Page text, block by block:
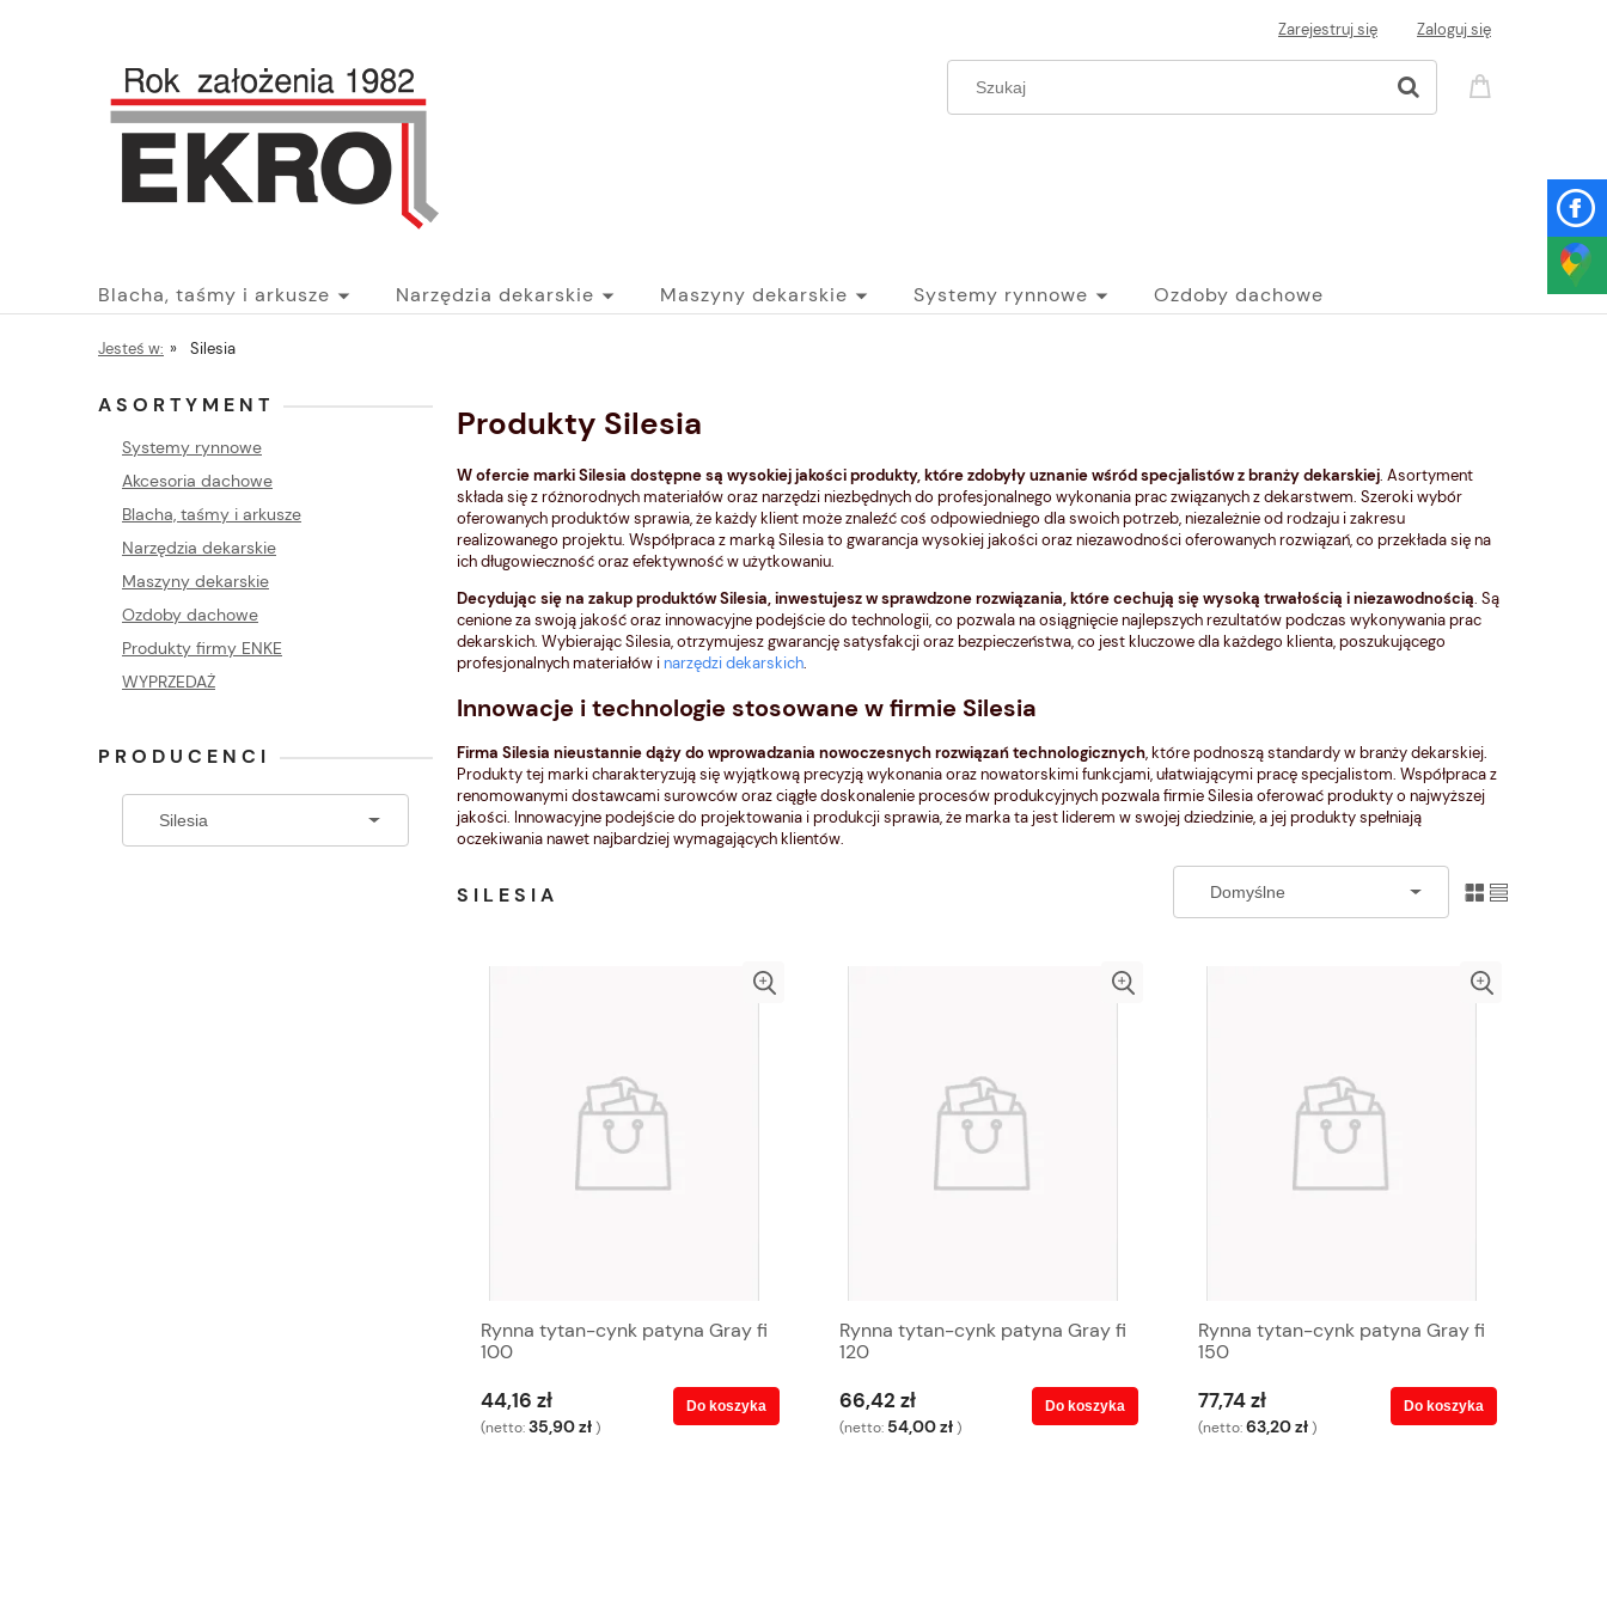
Zarejestruj się Zaloguj się
Blacha, taśmy i arkusze Narzędzia dekarskie Maszyny dekarskie Systemy rynnowe Ozdoby dachowe
Jesteś w: » Silesia
ASORTYMENT
Systemy rynnowe
Akcesoria dachowe
Blacha, taśmy i arkusze
Narzędzia dekarskie
Maszyny dekarskie
Ozdoby dachowe
Produkty firmy ENKE
WYPRZEDAŻ
PRODUCENCI
Produkty Silesia
W ofercie marki Silesia dostępne są wysokiej jakości produkty, które zdobyły uznanie wśród specjalistów z branży dekarskiej. Asortyment
składa się z różnorodnych materiałów oraz narzędzi niezbędnych do profesjonalnego wykonania prac związanych z dekarstwem. Szeroki wybór
oferowanych produktów sprawia, że każdy klient może znaleźć coś odpowiedniego dla swoich potrzeb, niezależnie od rodzaju i zakresu
realizowanego projektu. Współpraca z marką Silesia to gwarancja wysokiej jakości oraz niezawodności oferowanych rozwiązań, co przekłada się na
ich długowieczność oraz efektywność w użytkowaniu.
Decydując się na zakup produktów Silesia, inwestujesz w sprawdzone rozwiązania, które cechują się wysoką trwałością i niezawodnością. Są
cenione za swoją jakość oraz innowacyjne podejście do technologii, co pozwala na osiągnięcie najlepszych rezultatów podczas wykonywania prac
dekarskich. Wybierając Silesia, otrzymujesz gwarancję satysfakcji oraz bezpieczeństwa, co jest kluczowe dla każdego klienta, poszukującego
profesjonalnych materiałów i narzędzi dekarskich.
Innowacje i technologie stosowane w firmie Silesia
Firma Silesia nieustannie dąży do wprowadzania nowoczesnych rozwiązań technologicznych, które podnoszą standardy w branży dekarskiej.
Produkty tej marki charakteryzują się wyjątkową precyzją wykonania oraz nowatorskimi funkcjami, ułatwiającymi pracę specjalistom. Współpraca z
renomowanymi dostawcami surowców oraz ciągłe doskonalenie procesów produkcyjnych pozwala firmie Silesia oferować produkty o najwyższej
jakości. Innowacyjne podejście do projektowania i produkcji sprawia, że marka ta jest liderem w swojej dziedzinie, a jej produkty spełniają
oczekiwania nawet najbardziej wymagających klientów.
SILESIA
Rynna tytan-cynk patyna Gray fi
100
44,16 zł
(netto:35,90 zł )
Do koszyka
Rynna tytan-cynk patyna Gray fi
120
66,42 zł
(netto: 54,00 zł )
Do koszyka
Rynna tytan-cynk patyna Gray fi
150
77,74 zł
(netto:63,20 zł )
Do koszyka